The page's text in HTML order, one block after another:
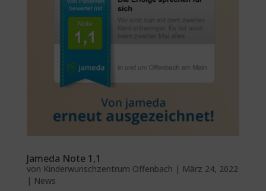
Jameda Note 1,1
von Kinderwunschzentrum Offenbach | März 24, 2022
| News